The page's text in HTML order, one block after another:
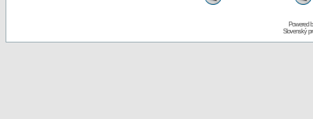
Powered
Slovenský